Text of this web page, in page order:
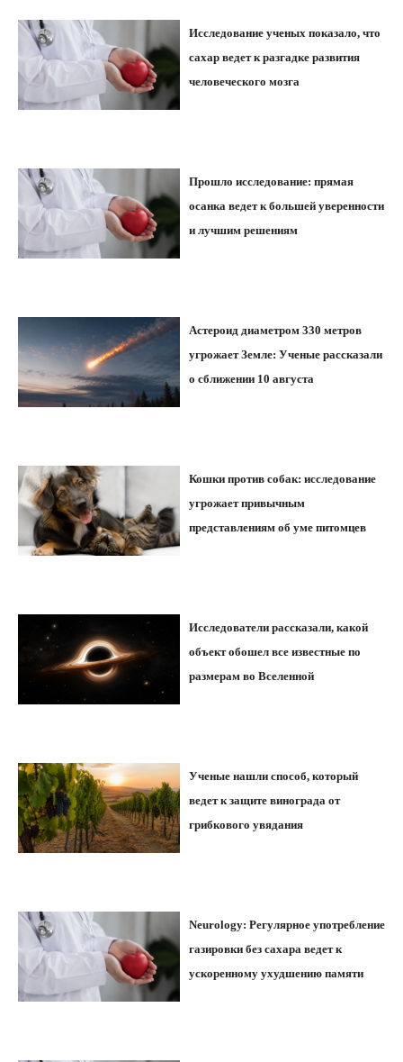
Исследование ученых показало, что
сахар ведет к разгадке развития
человеческого мозга
Прошло исследование: прямая
осанка ведет к большей уверенности
и лучшим решениям
Астероид диаметром 330 метров
угрожает Земле: Ученые рассказали
о сближении 10 августа
Кошки против собак: исследование
угрожает привычным
представлениям об уме питомцев
Исследователи рассказали, какой
объект обошел все известные по
размерам во Вселенной
Ученые нашли способ, который
ведет к защите винограда от
грибкового увядания
Neurology: Регулярное употребление
газировки без сахара ведет к
ускоренному ухудшению памяти